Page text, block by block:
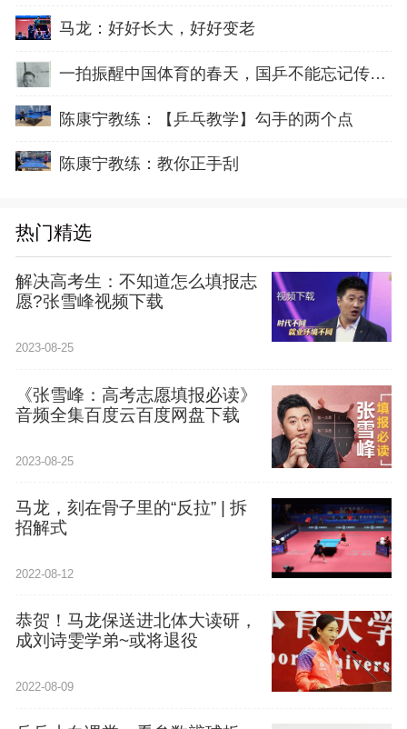
马龙：好好长大，好好变老
一拍振醒中国体育的春天，国乒不能忘记传奇前辈这份初心！
陈康宁教练：【乒乓教学】勾手的两个点
陈康宁教练：教你正手刮
热门精选
解决高考生：不知道怎么填报志
愿?张雪峰视频下载
2023-08-25
《张雪峰：高考志愿填报必读》
音频全集百度云百度网盘下载
2023-08-25
马龙，刻在骨子里的“反拉” | 拆
招解式
2022-08-12
恭贺！马龙保送进北体大读研，
成刘诗雯学弟~或将退役
2022-08-09